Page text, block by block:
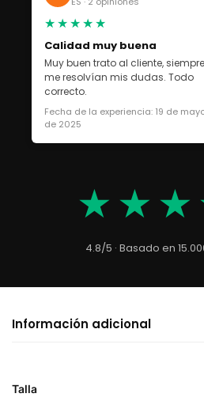
★★★★★
Calidad muy buena
Muy buen trato al cliente, siempre
me resolvían mis dudas. Todo
correcto.
Fecha de la experiencia: 19 de
de 2025
4.8/5 · Basado en
Información adicional
Talla